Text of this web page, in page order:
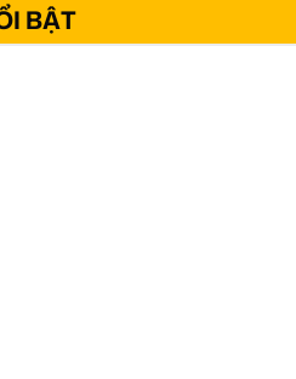
BẬT